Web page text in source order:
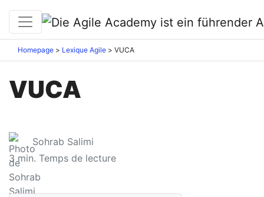
Homepage Lexique Agile VUCA
VUCA
Sohrab Salimi
3min. Temps de lecture